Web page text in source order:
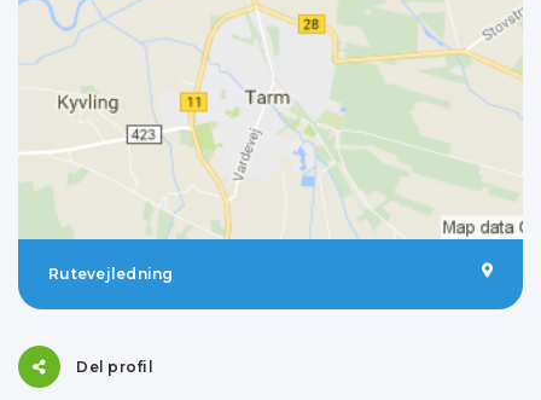
Rutevejledning
Del profil